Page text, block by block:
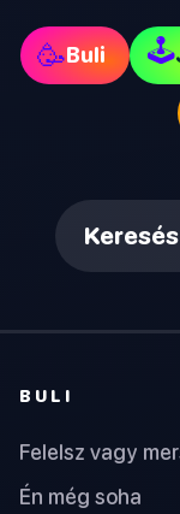
🥳Buli 🕹
Keresés
BULI
Felelsz vagy
Én még soha